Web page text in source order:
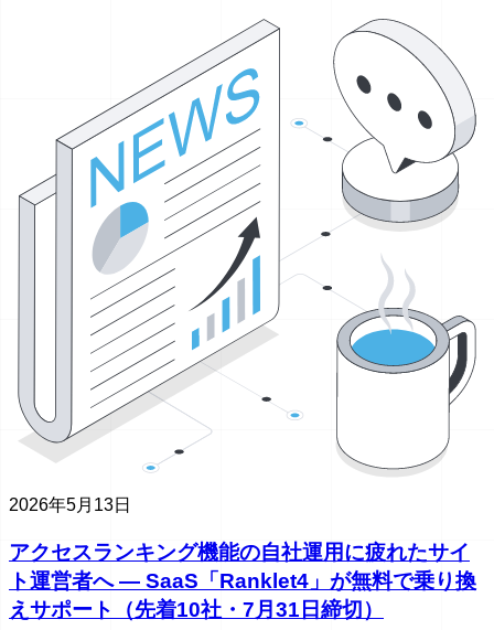
2026年5月13日
アクセスランキング機能の自社運用に疲れたサイ
ト運営者へ ― SaaS「Ranklet4」が無料で乗り換
えサポート（先着10社・7月31日締切）